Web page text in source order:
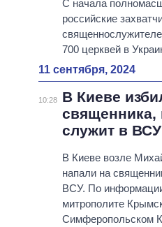
С начала
российские
700 церквей в
11 сентября, 2024
10:28
В Киеве
священника,
служит в ВСУ
В Киеве возле
напали на
ВСУ. По
митрополите
Симферопольском